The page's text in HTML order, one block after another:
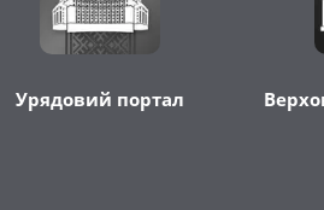
Урядовий портал